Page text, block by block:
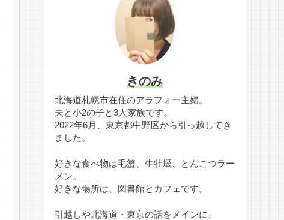
きのみ
北海道札幌市在住のアラフォー主婦。
夫と小2の子と3人家族です。
2022年6月、東京都中野区から引っ越してき
ました。
好きな食べ物は毛蟹、生牡蠣、とんこつラー
メン。
好きな場所は、図書館とカフェです。
引越しや北海道・東京の話をメインに、